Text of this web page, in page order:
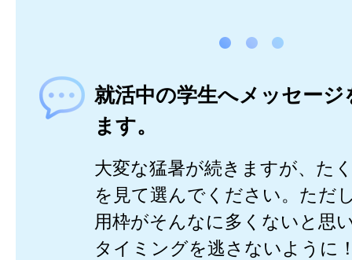
就活中の学生へメッセージ
ます。
大変な猛暑が続きますが、た
を見て選んでください。ただ
用枠がそんなに多くないと思
タイミングを逃さないように